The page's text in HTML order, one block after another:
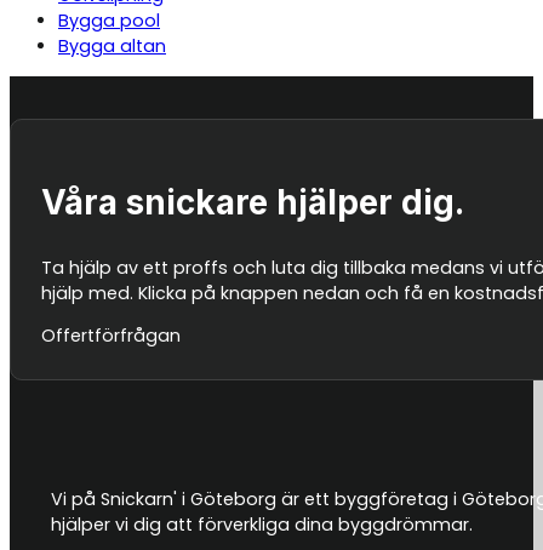
Bygga pool
Bygga altan
Våra snickare hjälper dig.
Ta hjälp av ett proffs och luta dig tillbaka medans vi
hjälp med. Klicka på knappen nedan och få en
Offertförfrågan
Vi på Snickarn' i Göteborg är ett byggföretag i
hjälper vi dig att förverkliga dina byggdrömmar.